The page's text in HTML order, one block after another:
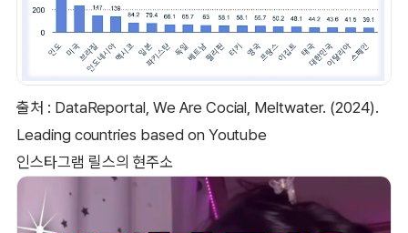
출처 : DataReportal, We Are Cocial, Meltwater. (2024).
Leading countries based on Youtube
인스타그램 릴스의 현주소